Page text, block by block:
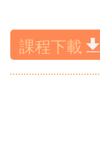
課程下載